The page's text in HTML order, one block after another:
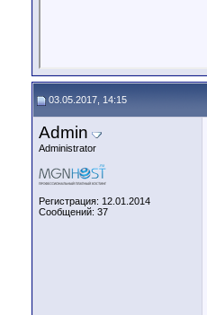
03.05.2017, 14:15
Admin
Administrator
Регистрация: 12.01.2014
Сообщений: 37